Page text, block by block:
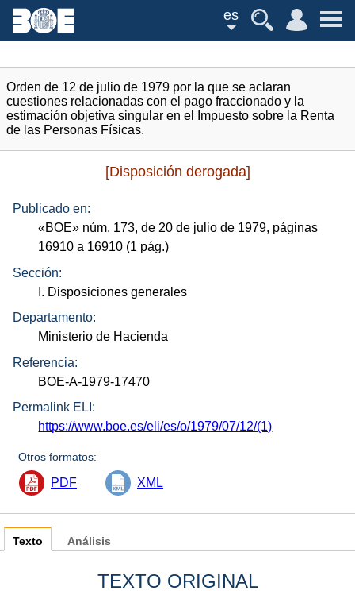
es
Orden de 12 de julio de 1979 por la que se aclaran
cuestiones relacionadas con el pago fraccionado y la
estimación objetiva singular en el Impuesto sobre la Renta
de las Personas Físicas.
[Disposición derogada]
Publicado en:
«BOE» núm. 173, de 20 de julio de 1979, páginas
16910 a 16910 (1 pág.)
Sección:
I. Disposiciones generales
Departamento:
Ministerio de Hacienda
Referencia:
BOE-A-1979-17470
Permalink ELI:
https://www.boe.es/eli/es/o/1979/07/12/(1)
Otros formatos:
PDF XML
Texto
TEXTO ORIGINAL
Análisis